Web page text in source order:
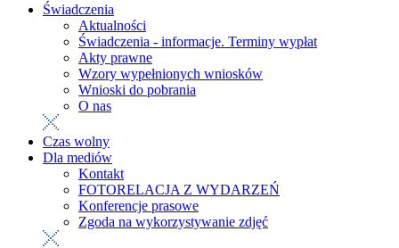
Świadczenia
Aktualności
Świadczenia - informacje. Terminy wypłat
Akty prawne
Wzory wypełnionych wniosków
Wnioski do pobrania
O nas
Czas wolny
Dla mediów
Kontakt
FOTORELACJA Z WYDARZEŃ
Konferencje prasowe
Zgoda na wykorzystywanie zdjęć